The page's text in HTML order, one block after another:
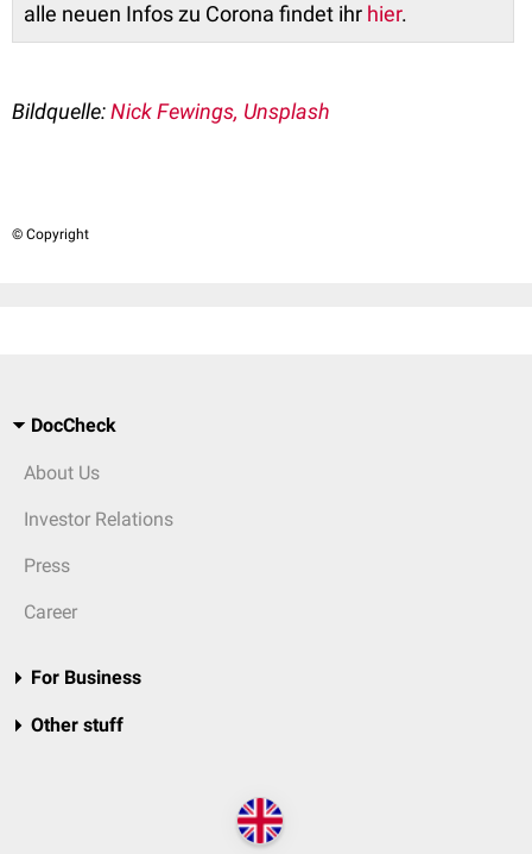
alle neuen Infos zu Corona findet ihr hier.
Bildquelle:Nick Fewings, Unsplash
© Copyright
DocCheck
About Us
Investor Relations
Press
Career
For Business
Other stuff